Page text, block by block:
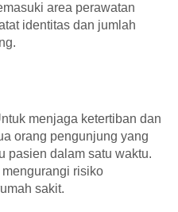
area perawatan
identitas dan jumlah
menjaga ketertiban dan
orang pengunjung yang
pasien dalam satu waktu.
risiko
sakit.